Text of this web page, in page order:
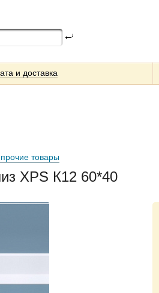
и доставка
товары
XPS К12 60*40